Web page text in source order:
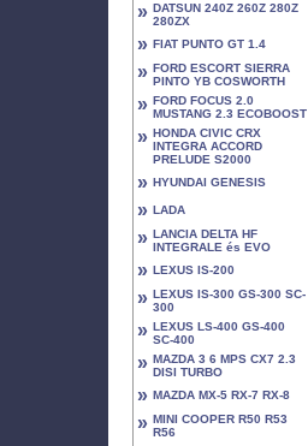
» DATSUN 240Z 260Z 280Z
280ZX
» FIAT PUNTO GT 1.4
» FORD ESCORT SIERRA
PINTO YB COSWORTH
» FORD FOCUS 2.0
MUSTANG 2.3 ECOBOOST
» HONDA CIVIC CRX
INTEGRA ACCORD
PRELUDE S2000
» HYUNDAI GENESIS
» LADA
» LANCIA DELTA HF
INTEGRALE és EVO
» LEXUS IS-200
» LEXUS IS-300 GS-300 SC-
300
» LEXUS LS-400 GS-400
SC-400
» MAZDA 3 6 MPS CX7 2.3
DISI TURBO
» MAZDA MX-5 RX-7 RX-8
» MINI COOPER R50 R53
R56